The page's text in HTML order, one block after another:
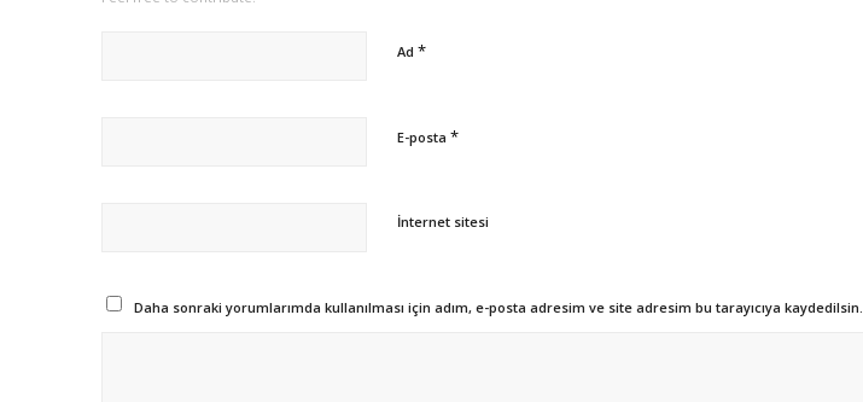
Ad *
E-posta *
İnternet sitesi
Daha sonraki yorumlarımda kullanılması için adım, e-posta adresim ve site adresim bu tarayıcıya kaydedilsin.